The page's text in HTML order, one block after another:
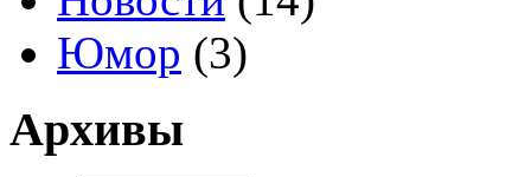
Юмор (3)
Архивы